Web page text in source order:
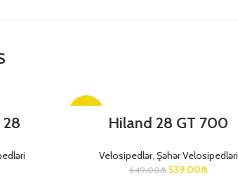
Hiland 28 GT 700
Velosipedlər, Şəhər Velosipedləri
649.00₼ 539.00₼